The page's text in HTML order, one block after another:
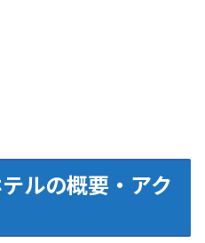
ルの概要・アク